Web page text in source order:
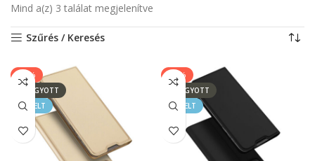
Mind a(z) 3 találat megjelenítve
Szűrés / Keresés
-17%
ELFOGYOTT
KIEMELT
-17%
ELFOGYOTT
KIEMELT